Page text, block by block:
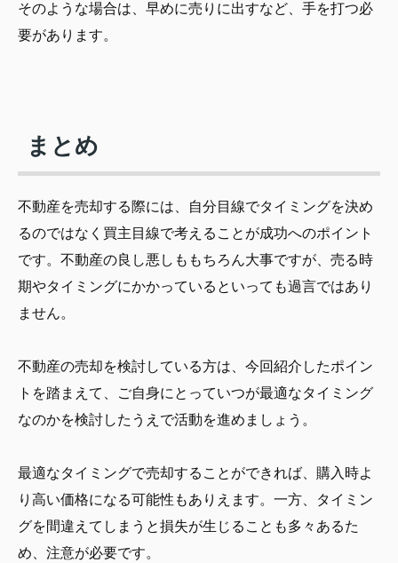
そのような場合は、早めに売りに出すなど、手を打つ必
要があります。
まとめ
不動産を売却する際には、自分目線でタイミングを決め
るのではなく買主目線で考えることが成功へのポイント
です。不動産の良し悪しももちろん大事ですが、売る時
期やタイミングにかかっているといっても過言ではあり
ません。
不動産の売却を検討している方は、今回紹介したポイン
トを踏まえて、ご自身にとっていつが最適なタイミング
なのかを検討したうえで活動を進めましょう。
最適なタイミングで売却することができれば、購入時よ
り高い価格になる可能性もありえます。一方、タイミン
グを間違えてしまうと損失が生じることも多々あるた
め、注意が必要です。